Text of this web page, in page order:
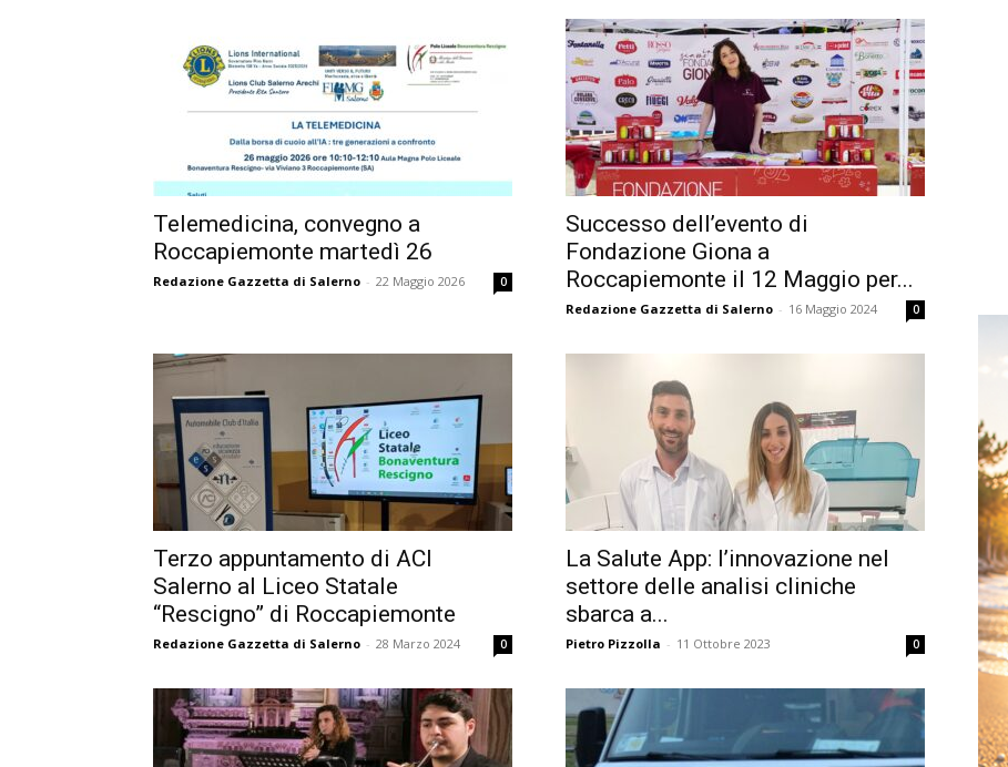
Telemedicina, convegno a
Roccapiemonte martedì 26
Redazione Gazzetta di Salerno - 22 Maggio 2026 0
Successo dell’evento di
Fondazione Giona a
Roccapiemonte il 12 Maggio per...
Redazione Gazzetta di Salerno - 16 Maggio 2024 0
Terzo appuntamento di ACI
Salerno al Liceo Statale
“Rescigno” di Roccapiemonte
Redazione Gazzetta di Salerno - 28 Marzo 2024 0
La Salute App: l’innovazione nel
settore delle analisi cliniche
sbarca a...
Pietro Pizzolla - 11 Ottobre 2023 0